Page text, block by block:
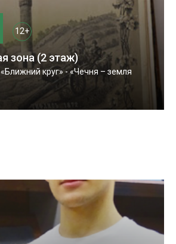
12+
зона (2 этаж)
круг» - «Чечня – земля